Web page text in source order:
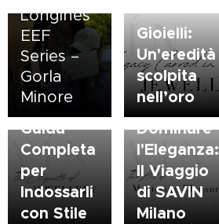
Longines
EEF
Series –
Gorla
Minore
Gioielli:
Un'eredità
scolpita
nell’oro
Bon Ton
dei
Gioielli:
Guida
Completa
per
Indossarli
con Stile
L'Arte di
Dominare
l'Eleganza:
Il Viaggio
di SAVIN
Milano